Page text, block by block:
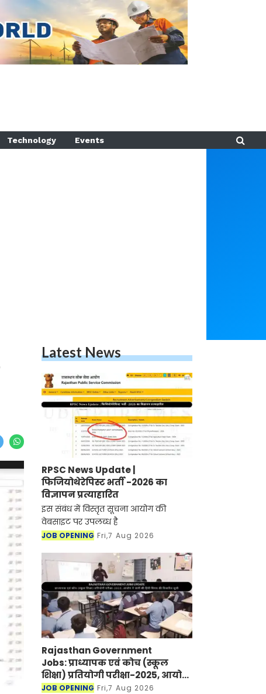
Technology Events
Latest News
RPSC News Update |
फिजियोथेरेपिस्ट भर्ती -2026 का
विज्ञापन प्रत्याहारित
इस संबंध में विस्तृत सूचना आयोग की
वेबसाइट पर उपलब्ध है
JOB OPENING Fri,7 Aug 2026
Rajasthan Government
Jobs: प्राध्यापक एवं कोच (स्कूल
शिक्षा) प्रतियोगी परीक्षा-2025, आयोग
ने जारी की हिंदी विषय की विचारित
JOB OPENING Fri,7 Aug 2026